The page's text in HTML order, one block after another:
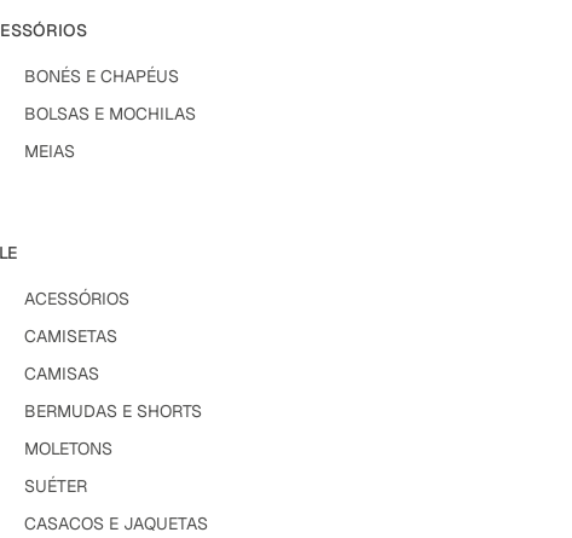
BONÉS E CHAPÉUS
BOLSAS E MOCHILAS
MEIAS
ACESSÓRIOS
CAMISETAS
CAMISAS
BERMUDAS E SHORTS
MOLETONS
SUÉTER
CASACOS E JAQUETAS